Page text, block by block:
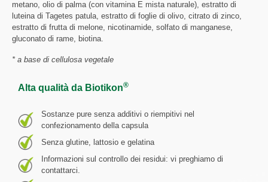
metano, olio di palma (con vitamina E mista naturale), estratto di
luteina di Tagetes patula, estratto di foglie di olivo, citrato di zinco,
estratto di frutta di melone, nicotinamide, solfato di manganese,
gluconato di rame, biotina.
* a base di cellulosa vegetale
Alta qualità da Biotikon®
Sostanze pure senza additivi o riempitivi nel
confezionamento della capsula
Senza glutine, lattosio e gelatina
Informazioni sul controllo dei residui: vi preghiamo di
contattarci.